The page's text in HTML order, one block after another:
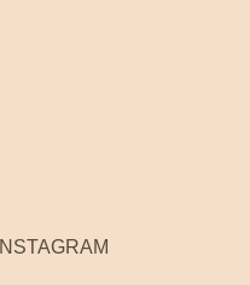
INSTAGRAM